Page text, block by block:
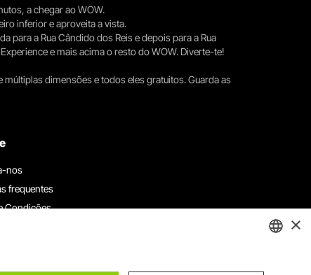
a chegar ao WOW.
inferior e aproveita a vista.
para a Rua Cândido dos Reis e depois para a Rua
e mais acima o resto do WOW. Diverte-te!
dimensões e todos eles gratuitos. Guarda as
nos
frequentes
Condições
×